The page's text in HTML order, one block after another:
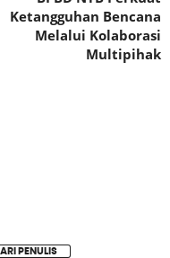
Ketangguhan Bencana
Melalui Kolaborasi
Multipihak
PENULIS